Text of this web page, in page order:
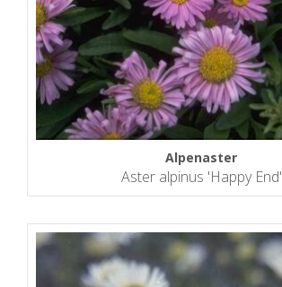
Alpenaster
Aster alpinus 'Happy End'